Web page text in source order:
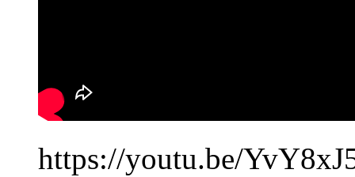
https://youtu.be/